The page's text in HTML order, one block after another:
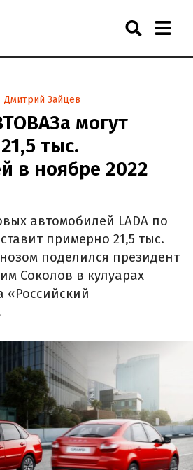
Дмитрий Зайцев
могут
тыс.
в ноябре 2022
автомобилей LADA по
примерно 21,5 тыс.
поделился президент
Соколов в кулуарах
«Российский